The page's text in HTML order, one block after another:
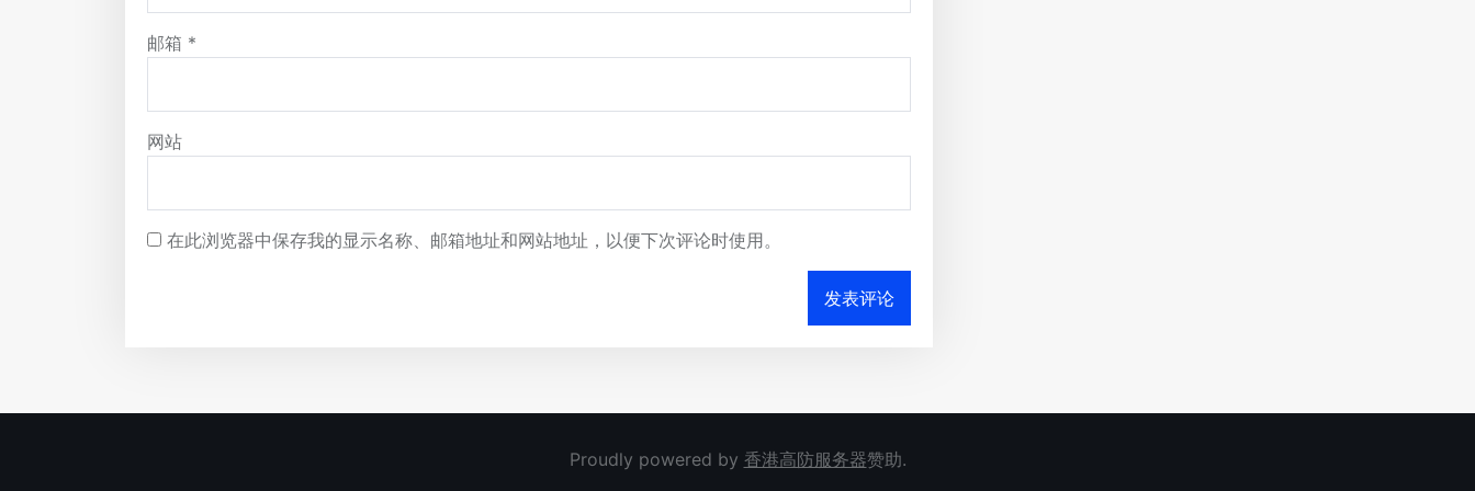
邮箱 *
网站
在此浏览器中保存我的显示名称、邮箱地址和网站地址，以便下次评论时使用。
Proudly powered by 香港高防服务器赞助.